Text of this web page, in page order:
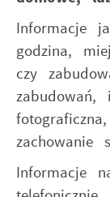
Informacje
godzina,
czy
zabudowań,
zachowanie
Informacje
przeglądanej
mogą pojawić
firm będących
dostawców
pośredników
wiadomości,